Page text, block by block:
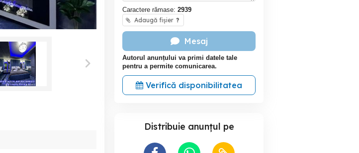
Caractere rămase: 2939
Adaugă fișier ?
Mesaj
Autorul anunțului va primi datele tale
pentru a permite comunicarea.
Verifică disponibilitatea
Distribuie anunțul pe